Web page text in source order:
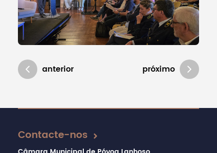
anterior próximo
Atualizado em 28/05/2026
Contacte-nos